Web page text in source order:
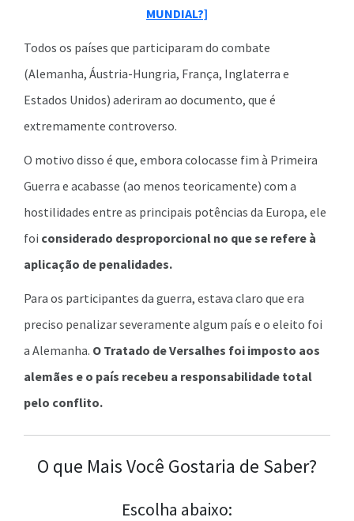
MUNDIAL?]
Todos os países que participaram do combate
(Alemanha, Áustria-Hungria, França, Inglaterra e
Estados Unidos) aderiram ao documento, que é
extremamente controverso.
O motivo disso é que, embora colocasse fim à Primeira
Guerra e acabasse (ao menos teoricamente) com a
hostilidades entre as principais potências da Europa, ele
foi considerado desproporcional no que se refere à
aplicação de penalidades.
Para os participantes da guerra, estava claro que era
preciso penalizar severamente algum país e o eleito foi
a Alemanha. O Tratado de Versalhes foi imposto aos
alemães e o país recebeu a responsabilidade total
pelo conflito.
O que Mais Você Gostaria de Saber?
Escolha abaixo: